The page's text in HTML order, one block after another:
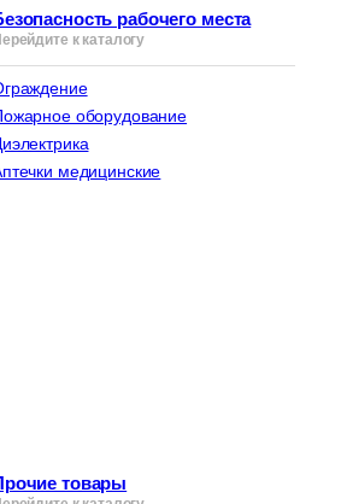
рабочего места
к каталогу
оборудование
медицинские
товары